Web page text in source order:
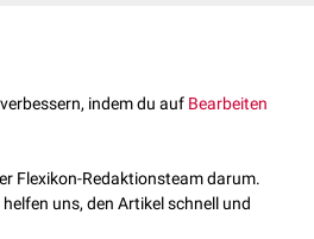
sind verschiedene
Stoffwechselerkrankungen
indem du auf Bearbeiten
Flexikon-Redaktionsteam darum.
uns, den Artikel schnell und